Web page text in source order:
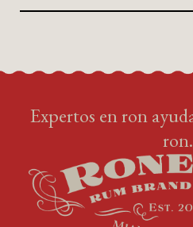
Expertos en ron
ron.